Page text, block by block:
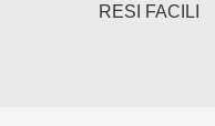
RESI FACILI